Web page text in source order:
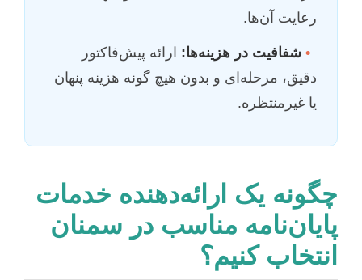
رعایت آن‌ها.
• شفافیت در هزینه‌ها: ارائه پیش‌فاکتور
دقیق، مرحله‌ای و بدون هیچ گونه هزینه پنهان
یا غیرمنتظره.
چگونه یک ارائه‌دهنده خدمات
پایان‌نامه مناسب در سمنان
انتخاب کنیم؟